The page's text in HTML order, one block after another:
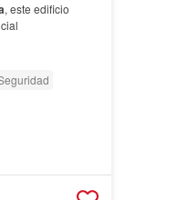
, este edificio